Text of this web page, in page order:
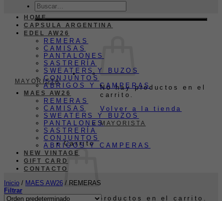
Buscar
por:
MAYORISTA
No hay productos en el
carrito.
Volver a la tienda
MAYORISTA
Carrito
No hay productos en el carrito.
HOME
CAPSULA ARGENTINA
EDEL AW26
REMERAS
CAMISAS
PANTALONES
SASTRERÍA
SWEATERS Y BUZOS
CONJUNTOS
ABRIGOS Y CAMPERAS
MAES AW26
REMERAS
CAMISAS
SWEATERS Y BUZOS
PANTALONES
SASTRERÍA
CONJUNTOS
ABRIGOS Y CAMPERAS
NEW VINTAGE
GIFT CARD
CONTACTO
Inicio / MAES AW26 / REMERAS
Filtrar